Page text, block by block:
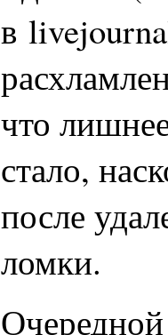
в
что
стало,
после
ломки.